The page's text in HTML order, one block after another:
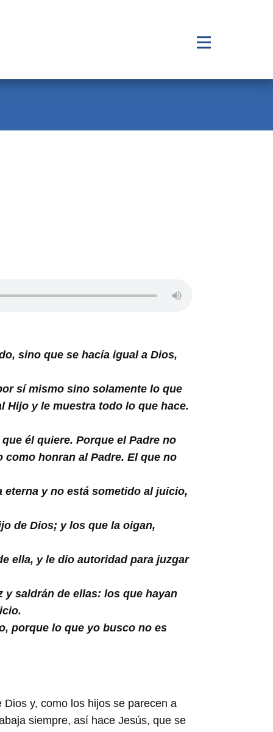
sino que se hacía igual a Dios,
sí mismo sino solamente lo que
Hijo y le muestra todo lo que hace.
él quiere. Porque el Padre no
honran al Padre. El que no
eterna y no está sometido al juicio,
de Dios; y los que la oigan,
ella, y le dio autoridad para juzgar
y saldrán de ellas: los que hayan
porque lo que yo busco no es
y, como los hijos se parecen a
siempre, así hace Jesús, que se